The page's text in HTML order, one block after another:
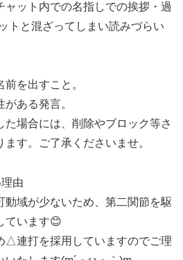
ャット内での名指しでの挨拶・過
トと混ざってしまい読みづらい
前を出すこと。
がある発言。
た場合には、削除やブロック等さ
す。ご了承くださいませ。
由
動域が少ないため、第二関節を駆
ています😊
△連打を採用していますのでご理